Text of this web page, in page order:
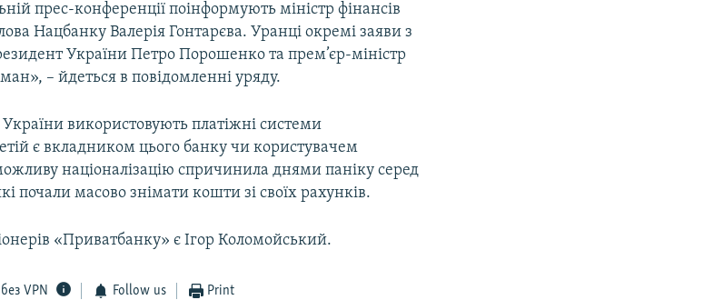
прес-конференції поінформують міністр фінансів
Нацбанку Валерія Гонтарєва. Уранці окремі заяви з
України Петро Порошенко та прем’єр-міністр
– йдеться в повідомленні уряду.
використовують платіжні системи
є вкладником цього банку чи користувачем
націоналізацію спричинила днями паніку серед
почали масово знімати кошти зі своїх рахунків.
«Приватбанку» є Ігор Коломойський.
VPN Follow us Print